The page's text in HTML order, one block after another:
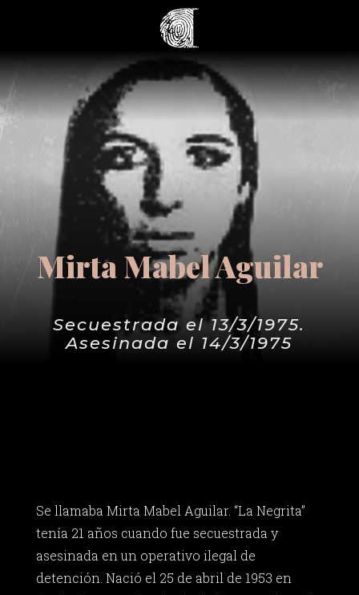
Mirta Mabel Aguilar
Secuestrada el 13/3/1975.
Asesinada el 14/3/1975
Se llamaba Mirta Mabel Aguilar. “La Negrita”
tenía 21 años cuando fue secuestrada y
asesinada en un operativo ilegal de
detención. Nació el 25 de abril de 1953 en